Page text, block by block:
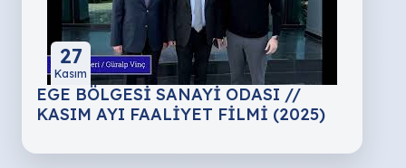
27
Kasım
EGE BÖLGESİ SANAYİ ODASI //
KASIM AYI FAALİYET FİLMİ (2025)